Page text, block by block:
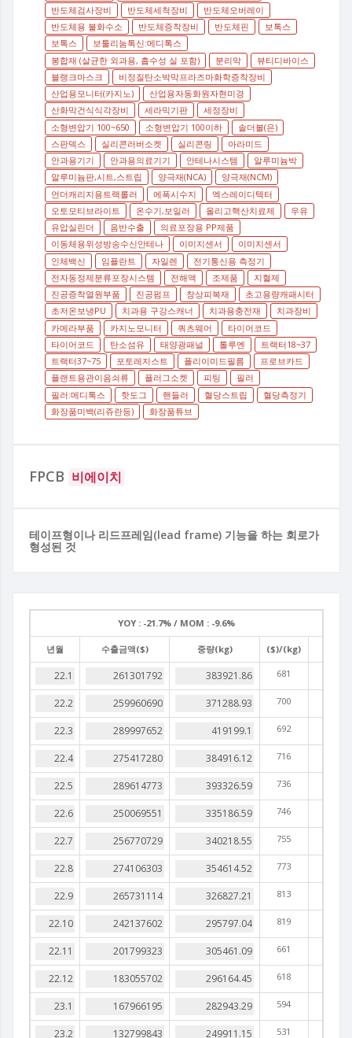
반도체검사장비
반도체세척장비
반도체오버레이
반도체용 불화수소
반도체증착장비 반도체핀
보톡스
보톡스
보툴리눔톡신:메디톡스
봉합재 (살균한 외과용, 흡수성 실 포함)
분리막
뷰티디바이스
블랭크마스크
비정질탄소박막프라즈마화학증착장비
산업용모니터(카지노)
산업용자동화원자현미경
산화막건식식각장비
세라믹기판
세정장비
소형변압기 100~650
소형변압기 100이하
솔더볼(은)
스판덱스
실리콘러버소켓 실리콘링
아라미드
안과용기기
안과용의료기기 안테나시스템
알루미늄박
알루미늄판,시트,스트립
양극재(NCA)
양극재(NCM)
언더캐리지용트랙롤러
에폭시수지
엑스레이디텍터
오토모티브라이트
온수기,보일러 올리고핵산치료제
우유
유압실린더
음반수출
의료포장용 PP제품
이동체용위성방송수신안테나
이미지센서
이미지센서
인체백신
임플란트 자일렌
전기통신용 측정기
전자동정제분류포장시스템
전해액 조제품
지혈제
진공증착열원부품
진공펌프 창상피복재
초고용량캐패시터
초저온보냉PU
치과용 구강스캐너 치과용충전재
치과장비
카메라부품
카지노모니터 쿼츠웨어
타이어코드
타이어코드
탄소섬유 태양광패널 톨루엔
트랙터18~37
트랙터37~75
포토레지스트 폴리이미드필름
프로브카드
플랜트용관이음쇠류
플러그소켓 피팅
필러
필러:메디톡스
핫도그 핸들러 혈당스트립
혈당측정기
화장품미백(리쥬란등)
화장품튜브
FPCB 비에이치
테이프형이나 리드프레임(lead frame) 기능을 하는 회로가
형성된 것
YOY : -21.7% / MOM : -9.6%
년월 수출금액($) 중량(kg) ($)/(kg)
681
700
692
716
736
746
755
773
813
819
661
618
594
531